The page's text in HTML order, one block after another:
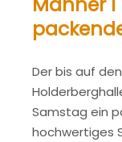
Der bis auf
Samstag ein
hochwertiges